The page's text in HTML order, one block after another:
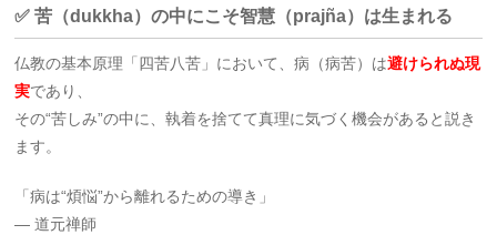
✅ 苦（dukkha）の中にこそ智慧（prajña）は生まれる
仏教の基本原理「四苦八苦」において、病（病苦）は避けられぬ現
実であり、
その“苦しみ”の中に、執着を捨てて真理に気づく機会があると説き
ます。
「病は“煩悩”から離れるための導き」
― 道元禅師